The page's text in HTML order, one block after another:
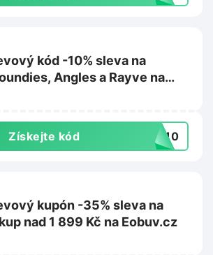
kód -10% sleva na
Angles a Rayve na
Získejte kód TE10
kupón -35% sleva na
nad 1 899 Kč na Eobuv.cz